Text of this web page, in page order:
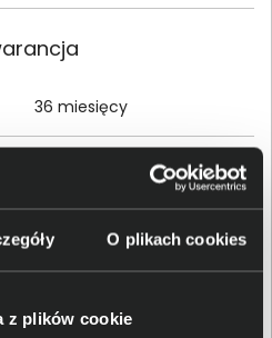
O plikach cookies
z plików cookie
36 miesięcy